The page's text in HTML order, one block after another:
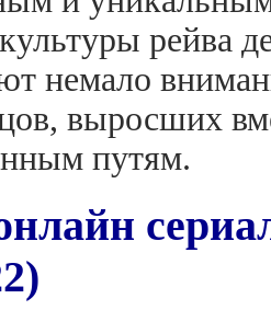
рейва
немало
выросших
путям.